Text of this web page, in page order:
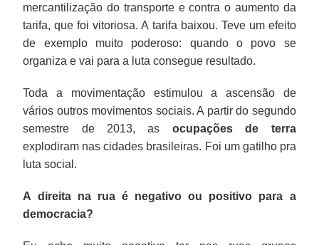
mercantilização do transporte e contra o aumento da
tarifa, que foi vitoriosa. A tarifa baixou. Teve um efeito
de exemplo muito poderoso: quando o povo se
organiza e vai para a luta consegue resultado.
Toda a movimentação estimulou a ascensão de
vários outros movimentos sociais. A partir do segundo
semestre de 2013, as ocupações de terra
explodiram nas cidades brasileiras. Foi um gatilho pra
luta social.
A direita na rua é negativo ou positivo para a
democracia?